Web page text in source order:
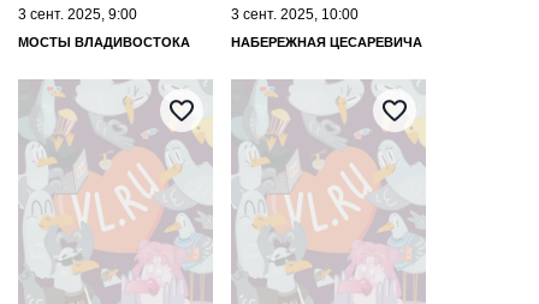
3 сент. 2025, 9:00
МОСТЫ ВЛАДИВОСТОКА
3 сент. 2025, 10:00
НАБЕРЕЖНАЯ ЦЕСАРЕВИЧА